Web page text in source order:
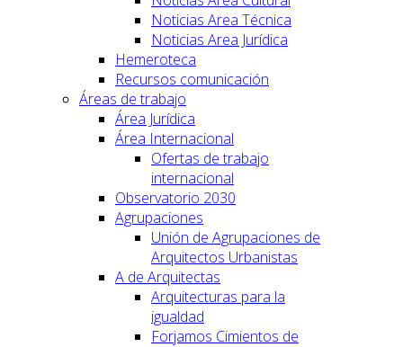
Noticias Area Técnica
Noticias Area Jurídica
Hemeroteca
Recursos comunicación
Áreas de trabajo
Área Jurídica
Área Internacional
Ofertas de trabajo
internacional
Observatorio 2030
Agrupaciones
Unión de Agrupaciones de
Arquitectos Urbanistas
A de Arquitectas
Arquitecturas para la
igualdad
Forjamos Cimientos de